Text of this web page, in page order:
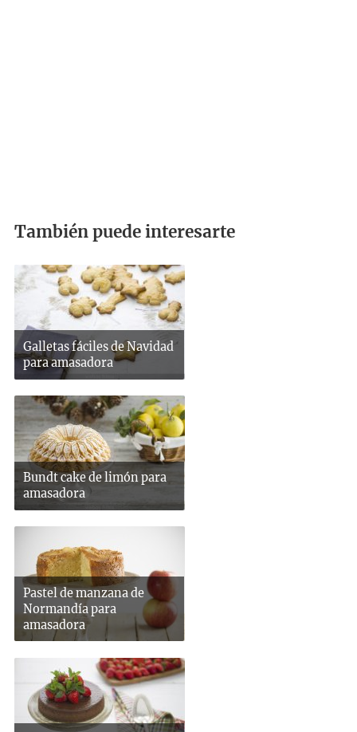
También puede interesarte
Galletas fáciles de Navidad
para amasadora
Bundt cake de limón para
amasadora
Pastel de manzana de
Normandía para
amasadora